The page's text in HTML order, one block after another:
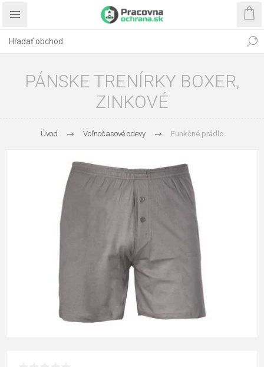
PÁNSKE TRENÍRKY BOXER,
ZINKOVÉ
Úvod Voľnočasové odevy Funkčné prádlo